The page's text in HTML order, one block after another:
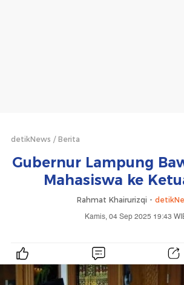
detikNews Berita
Gubernur Lampung
Mahasiswa ke
Rahmat Khairurizqi -
Kamis, 04 Sep 2025 19:43